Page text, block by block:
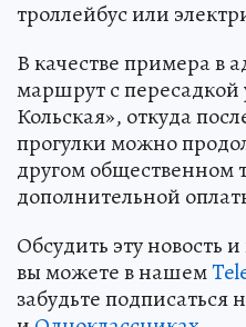
троллейбус или
В качестве примера в
маршрут с пересадкой
Кольская», откуда
прогулки можно
другом общественном
дополнительной
Обсудить эту новость
вы можете в нашем
забудьте подписаться